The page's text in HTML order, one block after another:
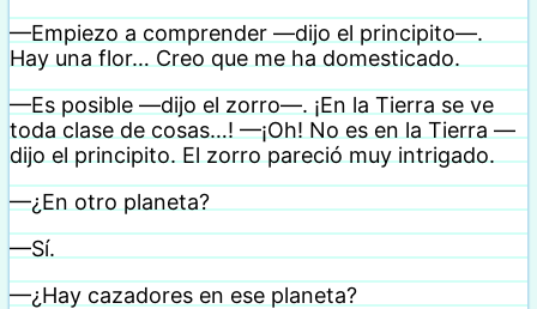
—Empiezo a comprender —dijo el principito—.
Hay una flor… Creo que me ha domesticado.
—Es posible —dijo el zorro—. ¡En la Tierra se ve
toda clase de cosas…! —¡Oh! No es en la Tierra —
dijo el principito. El zorro pareció muy intrigado.
—¿En otro planeta?
—Sí.
—¿Hay cazadores en ese planeta?